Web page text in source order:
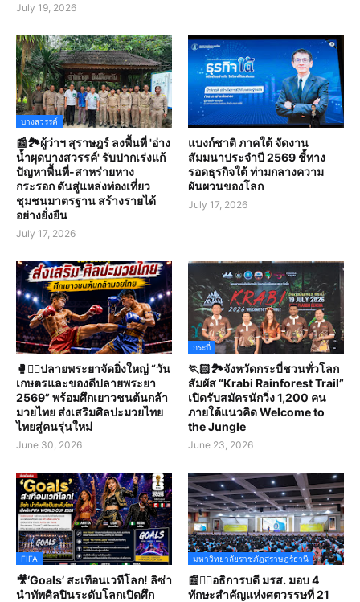
July 19, 2026
บางสวรรค์
📰🏞️ผู้ว่าฯ สุราษฎร์ ลงพื้นที่ 'อ่าง
น้ำผุดบางสวรรค์' รับปากเร่งแก้
ปัญหาพื้นที่-สาหร่ายหาง
กระรอก ดันสู่แหล่งท่องเที่ยว
ชุมชนมาตรฐาน สร้างรายได้
อย่างยั่งยืน
July 17, 2026
แบงก์ชาติ ภาคใต้ จัดงาน
สัมมนาประจำปี 2569 ชี้ทาง
รอดธุรกิจใต้ ท่ามกลางความ
ผันผวนของโลก
July 17, 2026
🥊🤼‍♀️ปลายพระยาจัดยิ่งใหญ่ “วัน
เกษตรและของดีปลายพระยา
2569” พร้อมศึกเยาวชนต้นกล้า
มวยไทย ส่งเสริมศิลปะมวยไทย
ไทยสู่คนรุ่นใหม่
June 30, 2026
กระบี่
🏃🏻🏞️จังหวัดกระบี่ชวนทั่วโลก
สัมผัส “Krabi Rainforest Trail”
เปิดรับสมัครนักวิ่ง 1,200 คน
ภายใต้แนวคิด Welcome to
the Jungle
June 23, 2026
FIFA
🎥‘Goals’ สะเทือนเวทีโลก! ลิซ่า
นำทัพศิลปินระดับโลกเปิดศึก
มหาวิทยาลัยราชภัฏสุราษฎร์ธานี
📰✍🏻อธิการบดี มรส. มอบ 4
ทักษะสำคัญแห่งศตวรรษที่ 21